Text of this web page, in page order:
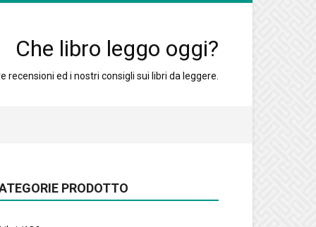
Che libro leggo oggi?
ed i nostri consigli sui libri da leggere.
PRODOTTO